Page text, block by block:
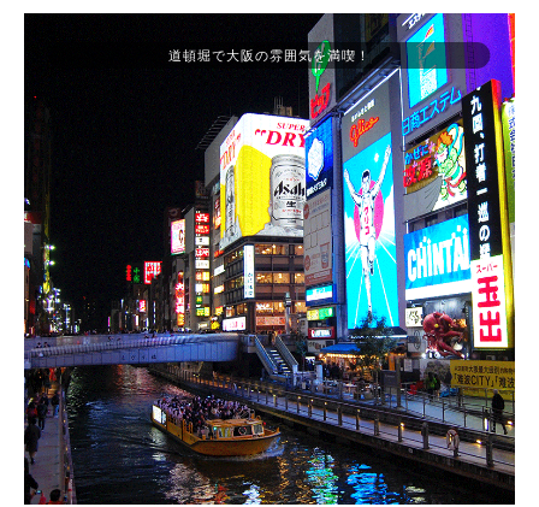
道頓堀で大阪の雰囲気を満喫！